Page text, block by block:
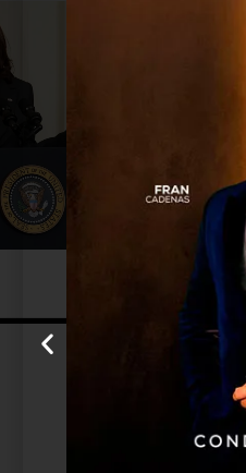
EE.
de
Según
Blanca,
Harris
EE.